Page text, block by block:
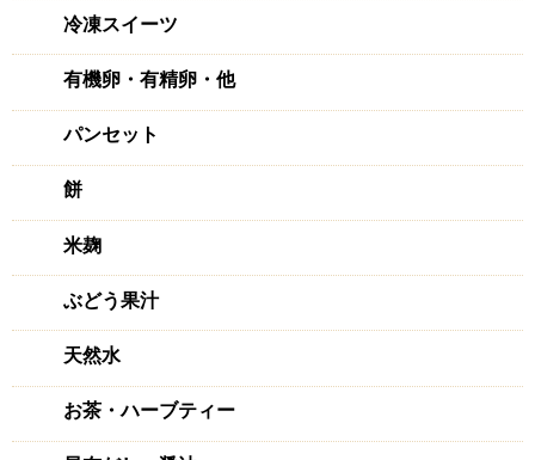
冷凍スイーツ
有機卵・有精卵・他
パンセット
餅
米麹
ぶどう果汁
天然水
お茶・ハーブティー